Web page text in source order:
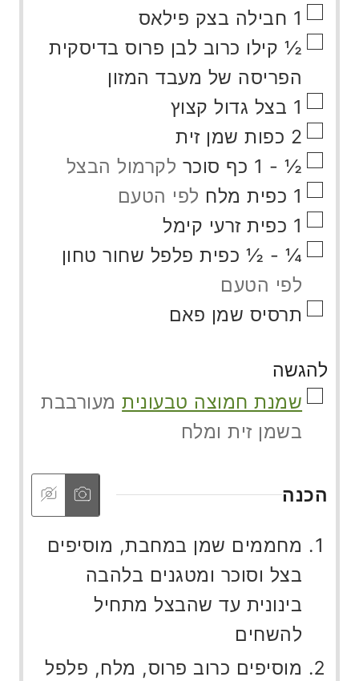
▢
1 חבילה בצק פילאס
▢
½ קילו כרוב לבן פרוס בדיסקית
הפריסה של מעבד המזון
▢
1 בצל גדול קצוץ
▢
2 כפות שמן זית
▢
½ - 1 כף סוכר לקרמול הבצל
▢
1 כפית מלח לפי הטעם
▢
1 כפית זרעי קימל
▢
¼ - ½ כפית פלפל שחור טחון
לפי הטעם
▢ תרסיס שמן פאם
להגשה
▢ שמנת חמוצה טבעונית מעורבבת
בשמן זית ומלח
הכנה
מחממים שמן במחבת, מוסיפים
בצל וסוכר ומטגנים בלהבה
בינונית עד שהבצל מתחיל
להשחים
מוסיפים כרוב פרוס, מלח, פלפל